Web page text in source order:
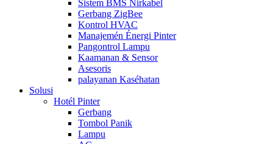
Sistem BMS Nirkabel
Gerbang ZigBee
Kontrol HVAC
Manajemén Énergi Pinter
Pangontrol Lampu
Kaamanan & Sensor
Asesoris
palayanan Kaséhatan
Solusi
Hotél Pinter
Gerbang
Tombol Panik
Lampu